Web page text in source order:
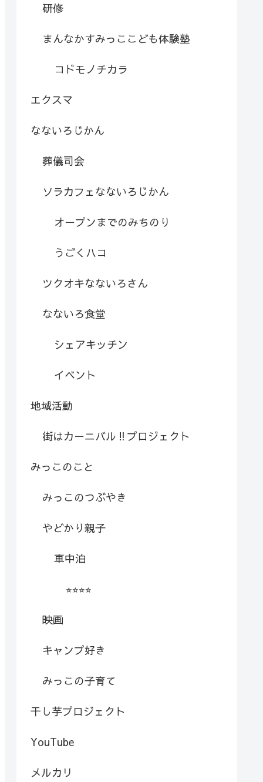
研修
まんなかすみっここども体験塾
コドモノチカラ
エクスマ
なないろじかん
葬儀司会
ソラカフェなないろじかん
オープンまでのみちのり
うごくハコ
ツクオキなないろさん
なないろ食堂
シェアキッチン
イベント
地域活動
街はカーニバル‼︎プロジェクト
みっこのこと
みっこのつぶやき
やどかり親子
車中泊
⭐︎⭐︎⭐︎⭐︎
映画
キャンプ好き
みっこの子育て
干し芋プロジェクト
YouTube
メルカリ